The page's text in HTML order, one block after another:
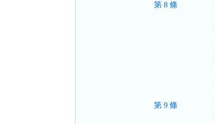
第 8 條
第 9 條